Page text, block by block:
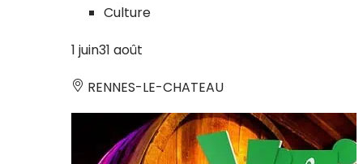
Culture
1 juin31 août
RENNES-LE-CHATEAU